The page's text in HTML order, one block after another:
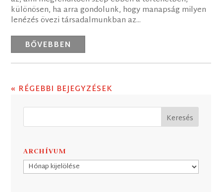
különösen, ha arra gondolunk, hogy manapság milyen
lenézés övezi társadalmunkban az...
BŐVEBBEN
« RÉGEBBI BEJEGYZÉSEK
ARCHÍVUM
Archívum